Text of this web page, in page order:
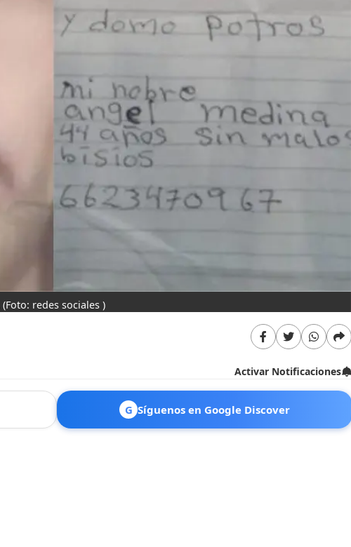
(Foto: redes sociales )
Activar Notificaciones
G Síguenos en Google Discover